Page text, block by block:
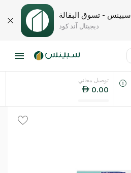
سبينس - تسوق البقالة
ديجيتال آند كود
اللغةتوصيل مجاني
0.00